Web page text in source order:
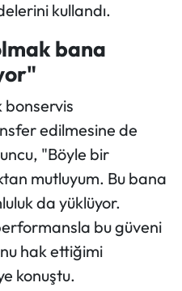
kullandı.
bana
bonservis
edilmesine de
"Böyle bir
mutluyum. Bu bana
da yüklüyor.
bu güveni
hak ettiğimi
konuştu.